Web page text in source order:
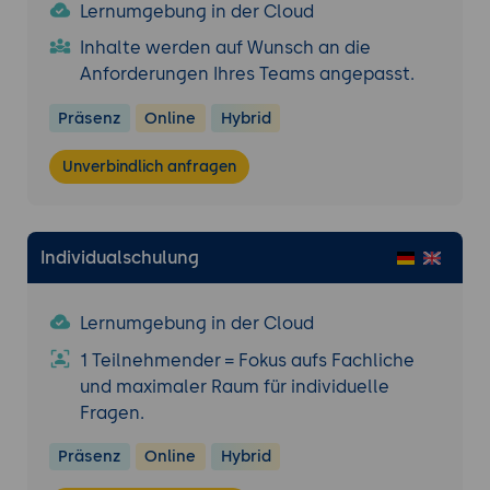
Kernkomponenten eines Continuity Plans:
Wichtige Elemente wie
Wiederherstellungszeitziele (RTO),
Wiederherstellungspunkte (RPO) und die
Zuordnung von Verantwortlichkeiten.
Geschäftsbetriebs im Falle eines IT-
Ausfalls, einschließlich Daten-Backup,
Notfallkommunikation.
Testen und Aktualisieren des Continuity
Plans:Bedeutung von regelmäßigen Tests
und Überprüfungen des Plans, um
effektiv ist.
Lernumgebung in der Cloud
Inhalte werden auf Wunsch an die
Anforderungen Ihres Teams angepasst.
Präsenz Online Hybrid
Unverbindlich anfragen
Individualschulung
Lernumgebung in der Cloud
1 Teilnehmender = Fokus aufs Fachliche
und maximaler Raum für individuelle
Fragen.
Präsenz Online Hybrid